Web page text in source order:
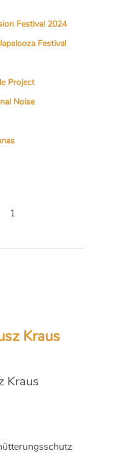
Festival 2024
Festival
Project
Noise
1
Kraus
Kraus